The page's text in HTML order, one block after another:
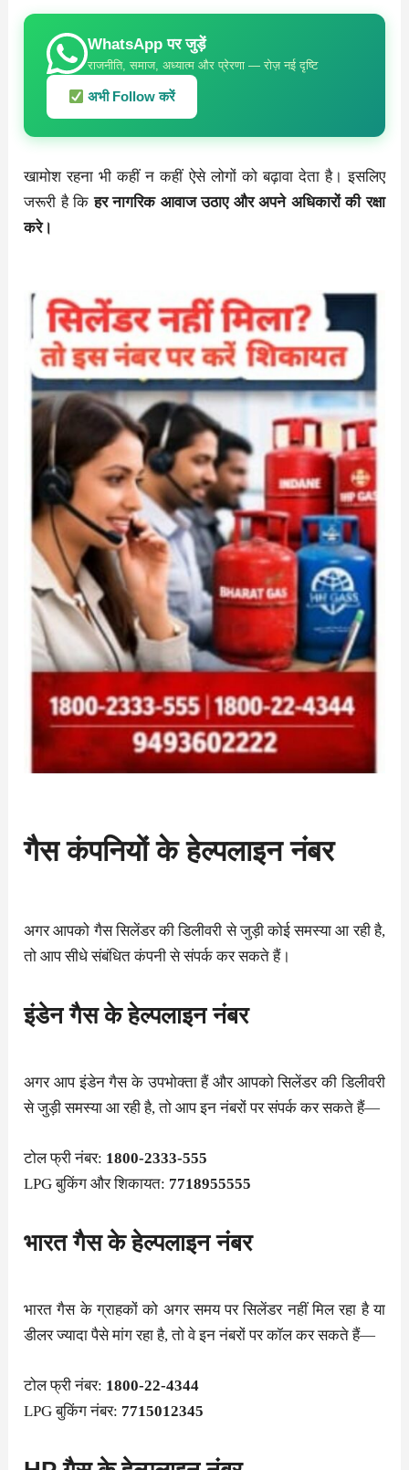
WhatsApp पर जुड़ें
राजनीति, समाज, अध्यात्म और प्रेरणा — रोज़ नई दृष्टि
अभी Follow करें
खामोश रहना भी कहीं न कहीं ऐसे लोगों को बढ़ावा देता है। इसलिए
जरूरी है किहर नागरिक आवाज उठाए और अपने अधिकारों की रक्षा
करे।
गैस कंपनियों के हेल्पलाइन नंबर
अगर आपको गैस सिलेंडर की डिलीवरी से जुड़ी कोई समस्या आ रही है,
तो आप सीधे संबंधित कंपनी से संपर्क कर सकते हैं।
इंडेन गैस के हेल्पलाइन नंबर
अगर आप इंडेन गैस के उपभोक्ता हैं और आपको सिलेंडर की डिलीवरी
से जुड़ी समस्या आ रही है, तो आप इन नंबरों पर संपर्क कर सकते हैं—
टोल फ्री नंबर: 1800-2333-555
LPG बुकिंग और शिकायत: 7718955555
भारत गैस के हेल्पलाइन नंबर
भारत गैस के ग्राहकों को अगर समय पर सिलेंडर नहीं मिल रहा है या
डीलर ज्यादा पैसे मांग रहा है, तो वे इन नंबरों पर कॉल कर सकते हैं—
टोल फ्री नंबर: 1800-22-4344
LPG बुकिंग नंबर: 7715012345